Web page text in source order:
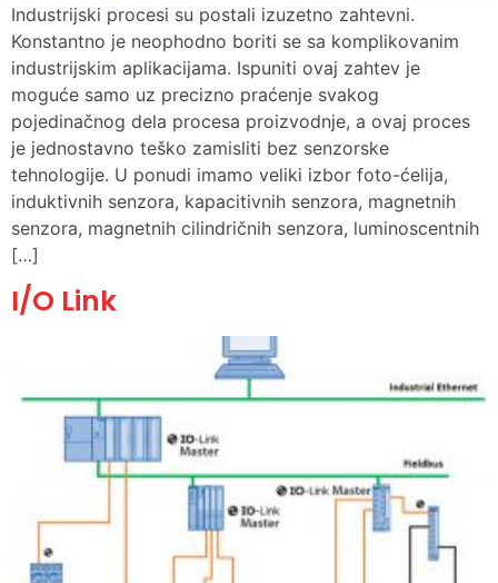
Industrijski procesi su postali izuzetno zahtevni.
Konstantno je neophodno boriti se sa komplikovanim
industrijskim aplikacijama. Ispuniti ovaj zahtev je
moguće samo uz precizno praćenje svakog
pojedinačnog dela procesa proizvodnje, a ovaj proces
je jednostavno teško zamisliti bez senzorske
tehnologije. U ponudi imamo veliki izbor foto-ćelija,
induktivnih senzora, kapacitivnih senzora, magnetnih
senzora, magnetnih cilindričnih senzora, luminoscentnih
[…]
I/O Link